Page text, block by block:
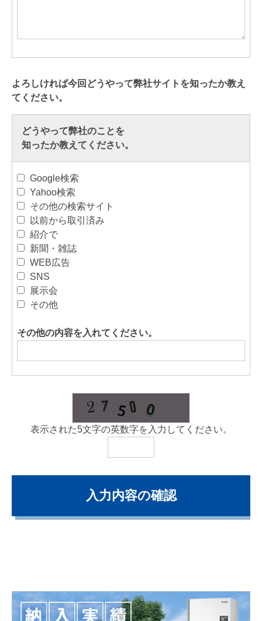
よろしければ今回どうやって弊社サイトを知ったか教え
てください。
どうやって弊社のことを
知ったか教えてください。
Google検索
Yahoo検索
その他の検索サイト
以前から取引済み
紹介で
新聞・雑誌
WEB広告
SNS
展示会
その他
その他の内容を入れてください。
表示された5文字の英数字を入力してください。